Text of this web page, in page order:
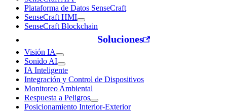
Plataforma de Datos SenseCraft
SenseCraft HMI
SenseCraft Blockchain
Soluciones
Visión IA
Sonido AI
IA Inteligente
Integración y Control de Dispositivos
Monitoreo Ambiental
Respuesta a Peligros
Posicionamiento Interior-Exterior